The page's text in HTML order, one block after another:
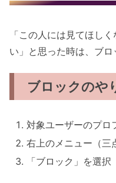
「この人には見てほし
い」と思った時は、ブロ
ブロックのや
対象ユーザーのプロ
右上のメニュー（三
「ブロック」を選択